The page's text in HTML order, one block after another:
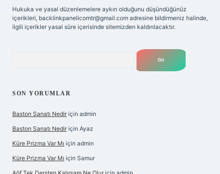
Hukuka ve yasal düzenlemelere aykırı olduğunu düşündüğünüz
içerikleri, backlinkpanelicomtr@gmail.com adresine bildirmeniz halinde,
ilgili içerikler yasal süre içerisinde sitemizden kaldırılacaktır.
SON YORUMLAR
Baston Sanatı Nedir için admin
Baston Sanatı Nedir için Ayaz
Küre Prizma Var Mı için admin
Küre Prizma Var Mı için Samur